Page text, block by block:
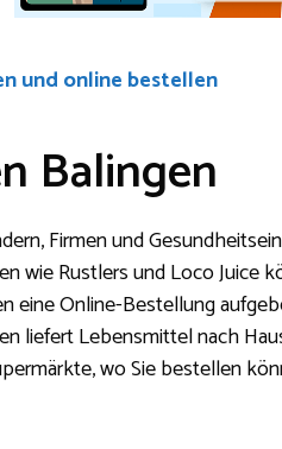
und online bestellen
Balingen
Firmen und
Rustlers und Loco Juice
Online-Bestellung
liefert Lebensmittel nach
wo Sie bestellen